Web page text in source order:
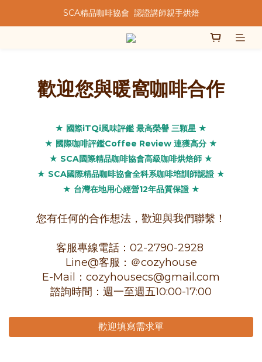
★★歡迎來到暖窩咖啡★★
SCA精品咖啡協會  認證講師親手烘焙
★★歡迎來到暖窩咖啡★★
歡迎您與暖窩咖啡合作
★ 國際iTQi風味評鑑 最高榮譽 三顆星 ★
★ 國際咖啡評鑑Coffee Review 連獲高分 ★
★ SCA國際精品咖啡協會高級咖啡烘焙師 ★
★ SCA國際精品咖啡協會全科系咖啡培訓師認證 ★
★ 台灣在地用心經營12年品質保證 ★
您有任何的合作想法，歡迎與我們聯繫！
客服專線電話：02-2790-2928
Line@客服：＠cozyhouse
E-Mail：cozyhousecs@gmail.com
諮詢時間：週一至週五10:00-17:00
歡迎填寫需求單